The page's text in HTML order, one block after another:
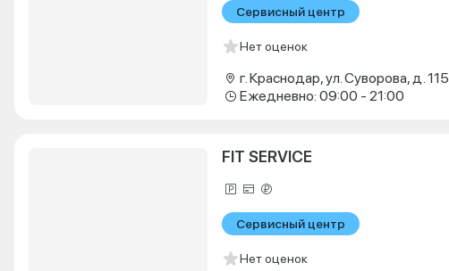
Сервисный центр
Нет оценок
г. Краснодар, ул. Суворова, д. 115
Ежедневно: 09:00 - 21:00
FIT SERVICE
Сервисный центр
Нет оценок